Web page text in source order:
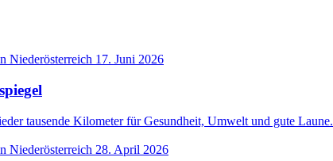
Niederösterreich 17. Juni 2026
tausende Kilometer für Gesundheit, Umwelt und gute Laune.
Niederösterreich 28. April 2026